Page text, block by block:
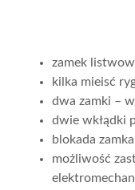
zamek
kilka mieisć
dwa zamki –
dwie wkłądki
blokada zamka
możliwość